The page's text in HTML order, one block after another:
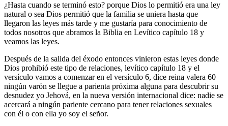
¿Hasta cuando se terminó esto? porque Dios lo permitió era una ley
natural o sea Dios permitió que la familia se uniera hasta que
llegaron las leyes más tarde y me gustaría para conocimiento de
todos nosotros que abramos la Biblia en Levítico capítulo 18 y
veamos las leyes.
Después de la salida del éxodo entonces vinieron estas leyes donde
Dios prohibió este tipo de relaciones, levítico capítulo 18 y el
versículo vamos a comenzar en el versículo 6, dice reina valera 60
ningún varón se llegue a parienta próxima alguna para descubrir su
desnudez yo Jehová, en la nueva versión internacional dice: nadie se
acercará a ningún pariente cercano para tener relaciones sexuales
con él o con ella yo soy el señor.